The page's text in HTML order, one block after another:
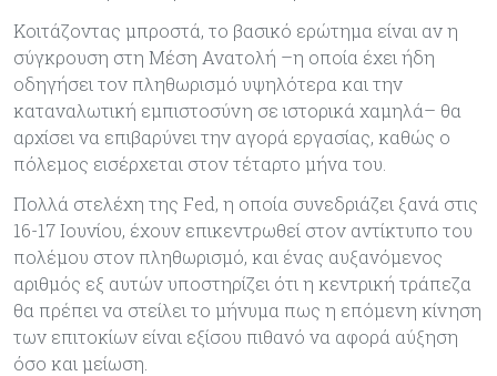
Κοιτάζοντας μπροστά, το βασικό ερώτημα είναι αν η
σύγκρουση στη Μέση Ανατολή –η οποία έχει ήδη
οδηγήσει τον πληθωρισμό υψηλότερα και την
καταναλωτική εμπιστοσύνη σε ιστορικά χαμηλά– θα
αρχίσει να επιβαρύνει την αγορά εργασίας, καθώς ο
πόλεμος εισέρχεται στον τέταρτο μήνα του.
Πολλά στελέχη της Fed, η οποία συνεδριάζει ξανά στις
16-17 Ιουνίου, έχουν επικεντρωθεί στον αντίκτυπο του
πολέμου στον πληθωρισμό, και ένας αυξανόμενος
αριθμός εξ αυτών υποστηρίζει ότι η κεντρική τράπεζα
θα πρέπει να στείλει το μήνυμα πως η επόμενη κίνηση
των επιτοκίων είναι εξίσου πιθανό να αφορά αύξηση
όσο και μείωση.